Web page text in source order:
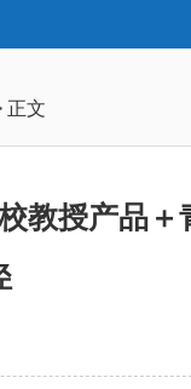
正文
教授产品＋